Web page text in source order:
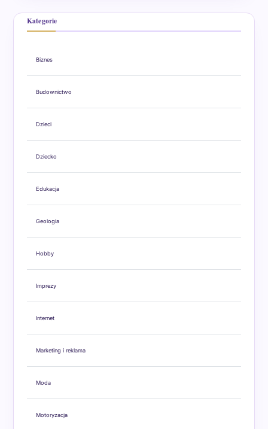
Kategorie
Biznes
Budownictwo
Dzieci
Dziecko
Edukacja
Geologia
Hobby
Imprezy
Internet
Marketing i reklama
Moda
Motoryzacja